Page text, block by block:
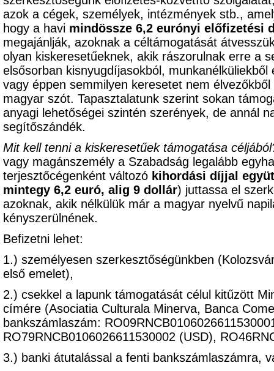
azok a cégek, személyek, intézmények stb.,
hogy a havi mindössze 6,2 eurónyi előfizetési
megajánlják, azoknak a céltámogatását
olyan kiskeresetűeknek, akik rászorulnak erre a
elsősorban kisnyugdíjasokból,
vagy éppen semmilyen keresetet nem
magyar szót. Tapasztalatunk szerint sokan
anyagi lehetőségei szintén szerények, de annál
segítőszándék.
Mit kell tenni a kiskeresetűek támogatása
vagy magánszemély a Szabadság legalább
terjesztőcégenként változó kihordási díjjal
mintegy 6,2 euró, alig 9 dollár) juttassa el
azoknak, akik nélkülük már a magyar nyelvű
kényszerülnének.
Befizetni lehet:
1.) személyesen szerkesztőségünkben
első emelet),
2.) csekkel a lapunk támogatását célul kitűzött
címére (Asociatia Culturala Minerva, Banca
bankszámlaszám:
RO79RNCB0106026611530002 (USD),
3.) banki átutalással a fenti bankszámlaszámra,